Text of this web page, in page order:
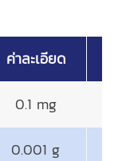
ค่าละเอียด
0.1 mg
0.001 g